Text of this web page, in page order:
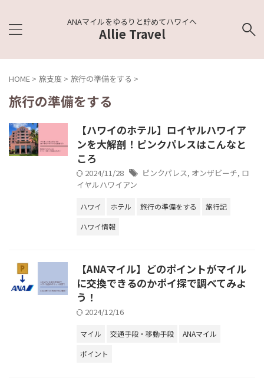
ANAマイルをゆるりと貯めてハワイへ
Allie Travel
HOME > 旅支度 > 旅行の準備をする >
旅行の準備をする
【ハワイのホテル】ロイヤルハワイア
ンを大解剖！ピンクパレスはこんなと
ころ
2024/11/28 ピンクパレス, オンザビーチ, ロ
イヤルハワイアン
ハワイ ホテル 旅行の準備をする
旅行記
ハワイ情報
【ANAマイル】どのポイントがマイル
に交換できるのかポイ探で調べてみよ
う！
2024/12/16
マイル 交通手段・移動手段
ANAマイル
ポイント